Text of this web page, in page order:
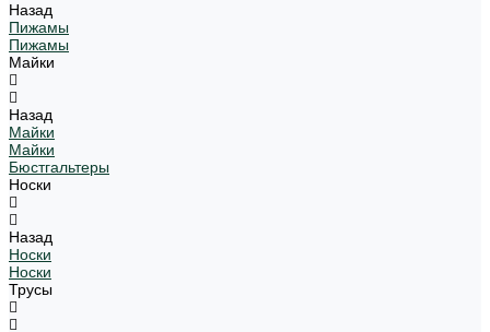
Назад
Пижамы
Пижамы
Майки
Назад
Майки
Майки
Бюстгальтеры
Носки
Назад
Носки
Носки
Трусы